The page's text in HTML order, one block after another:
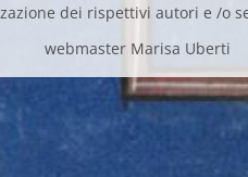
dei rispettivi autori e /o
webmaster Marisa Uberti